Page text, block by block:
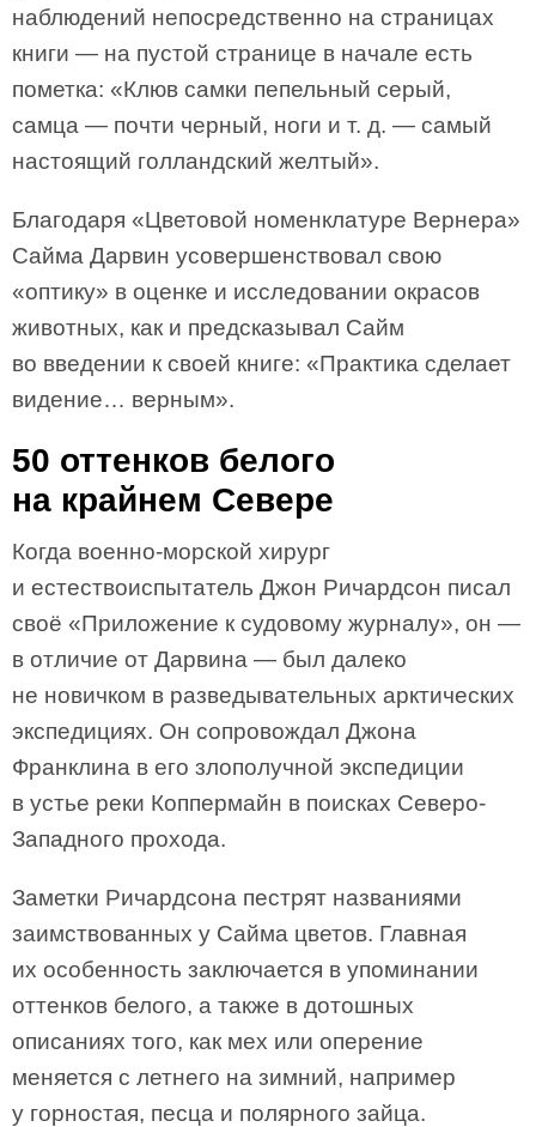
наблюдений непосредственно на страницах
книги — на пустой странице в начале есть
пометка: «Клюв самки пепельный серый,
самца — почти черный, ноги и т. д. — самый
настоящий голландский желтый».
Благодаря «Цветовой номенклатуре Вернера»
Сайма Дарвин усовершенствовал свою
«оптику» в оценке и исследовании окрасов
животных, как и предсказывал Сайм
во введении к своей книге: «Практика сделает
видение… верным».
50 оттенков белого
на крайнем Севере
Когда военно-морской хирург
и естествоиспытатель Джон Ричардсон писал
своё «Приложение к судовому журналу», он —
в отличие от Дарвина — был далеко
не новичком в разведывательных арктических
экспедициях. Он сопровождал Джона
Франклина в его злополучной экспедиции
в устье реки Коппермайн в поисках Северо-
Западного прохода.
Заметки Ричардсона пестрят названиями
заимствованных у Сайма цветов. Главная
их особенность заключается в упоминании
оттенков белого, а также в дотошных
описаниях того, как мех или оперение
меняется с летнего на зимний, например
у горностая, песца и полярного зайца.